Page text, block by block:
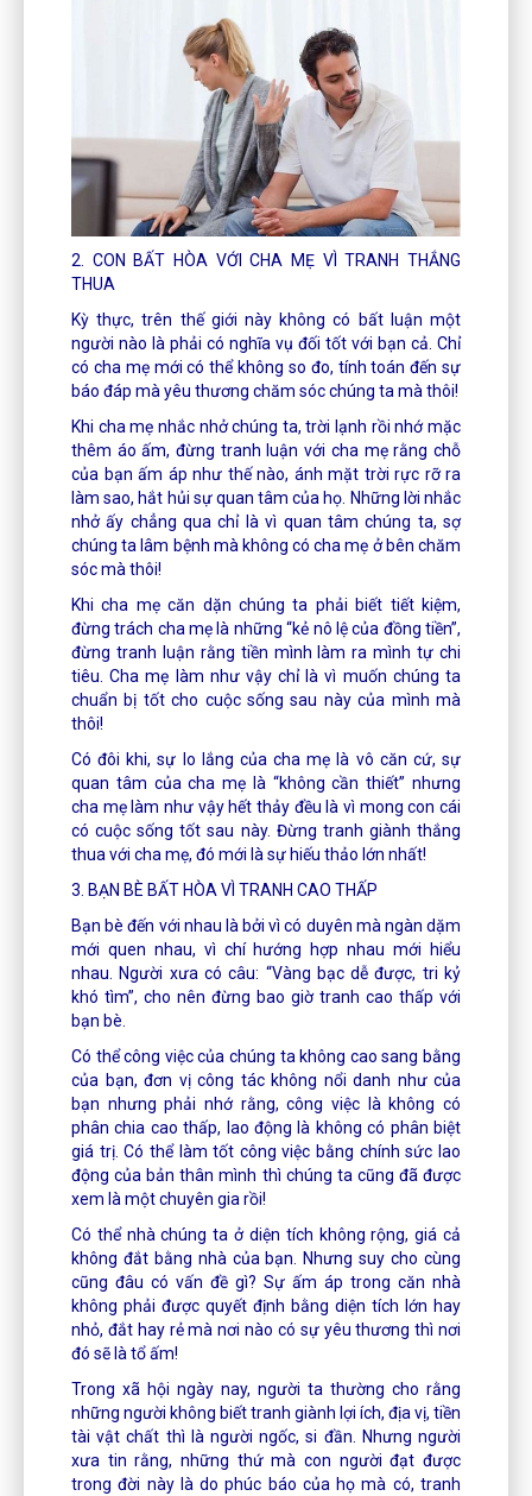
2. CON BẤT HÒA VỚI CHA MẸ VÌ TRANH THẮNG
THUA
Kỳ thực, trên thế giới này không có bất luận một
người nào là phải có nghĩa vụ đối tốt với bạn cả. Chỉ
có cha mẹ mới có thể không so đo, tính toán đến sự
báo đáp mà yêu thương chăm sóc chúng ta mà thôi!
Khi cha mẹ nhắc nhở chúng ta, trời lạnh rồi nhớ mặc
thêm áo ấm, đừng tranh luận với cha mẹ rằng chỗ
của bạn ấm áp như thế nào, ánh mặt trời rực rỡ ra
làm sao, hắt hủi sự quan tâm của họ. Những lời nhắc
nhở ấy chẳng qua chỉ là vì quan tâm chúng ta, sợ
chúng ta lâm bệnh mà không có cha mẹ ở bên chăm
sóc mà thôi!
Khi cha mẹ căn dặn chúng ta phải biết tiết kiệm,
đừng trách cha mẹ là những “kẻ nô lệ của đồng tiền”,
đừng tranh luận rằng tiền mình làm ra mình tự chi
tiêu. Cha mẹ làm như vậy chỉ là vì muốn chúng ta
chuẩn bị tốt cho cuộc sống sau này của mình mà
thôi!
Có đôi khi, sự lo lắng của cha mẹ là vô căn cứ, sự
quan tâm của cha mẹ là “không cần thiết” nhưng
cha mẹ làm như vậy hết thảy đều là vì mong con cái
có cuộc sống tốt sau này. Đừng tranh giành thắng
thua với cha mẹ, đó mới là sự hiếu thảo lớn nhất!
3. BẠN BÈ BẤT HÒA VÌ TRANH CAO THẤP
Bạn bè đến với nhau là bởi vì có duyên mà ngàn dặm
mới quen nhau, vì chí hướng hợp nhau mới hiểu
nhau. Người xưa có câu: “Vàng bạc dễ được, tri kỷ
khó tìm”, cho nên đừng bao giờ tranh cao thấp với
bạn bè.
Có thể công việc của chúng ta không cao sang bằng
của bạn, đơn vị công tác không nổi danh như của
bạn nhưng phải nhớ rằng, công việc là không có
phân chia cao thấp, lao động là không có phân biệt
giá trị. Có thể làm tốt công việc bằng chính sức lao
động của bản thân mình thì chúng ta cũng đã được
xem là một chuyên gia rồi!
Có thể nhà chúng ta ở diện tích không rộng, giá cả
không đắt bằng nhà của bạn. Nhưng suy cho cùng
cũng đâu có vấn đề gì? Sự ấm áp trong căn nhà
không phải được quyết định bằng diện tích lớn hay
nhỏ, đắt hay rẻ mà nơi nào có sự yêu thương thì nơi
đó sẽ là tổ ấm!
Trong xã hội ngày nay, người ta thường cho rằng
những người không biết tranh giành lợi ích, địa vị, tiền
tài vật chất thì là người ngốc, si đần. Nhưng người
xưa tin rằng, những thứ mà con người đạt được
trong đời này là do phúc báo của họ mà có, tranh